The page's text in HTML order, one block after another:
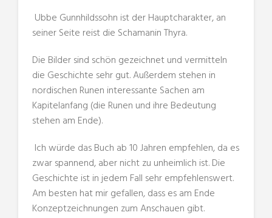
Ubbe Gunnhildssohn ist der Hauptcharakter, an
seiner Seite reist die Schamanin Thyra.
Die Bilder sind schön gezeichnet und vermitteln
die Geschichte sehr gut. Außerdem stehen in
nordischen Runen interessante Sachen am
Kapitelanfang (die Runen und ihre Bedeutung
stehen am Ende).
Ich würde das Buch ab 10 Jahren empfehlen, da es
zwar spannend, aber nicht zu unheimlich ist. Die
Geschichte ist in jedem Fall sehr empfehlenswert.
Am besten hat mir gefallen, dass es am Ende
Konzeptzeichnungen zum Anschauen gibt.